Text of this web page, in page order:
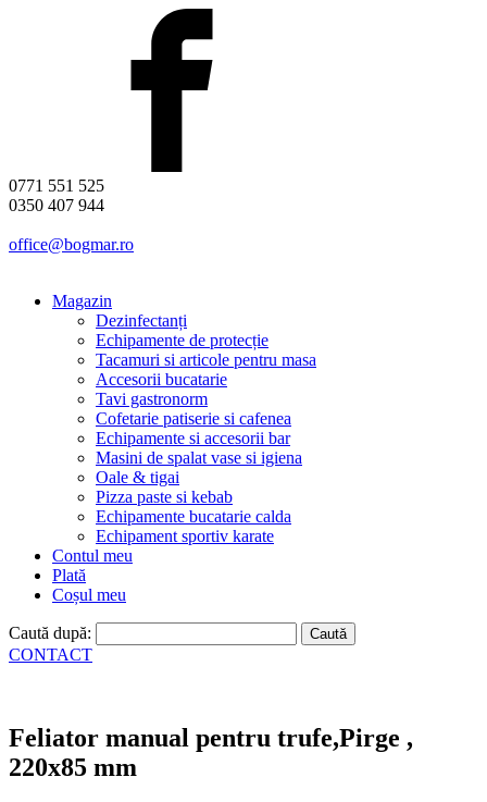
0771 551 525
0350 407 944
office@bogmar.ro
Magazin
Dezinfectanți
Echipamente de protecție
Tacamuri si articole pentru masa
Accesorii bucatarie
Tavi gastronorm
Cofetarie patiserie si cafenea
Echipamente si accesorii bar
Masini de spalat vase si igiena
Oale & tigai
Pizza paste si kebab
Echipamente bucatarie calda
Echipament sportiv karate
Contul meu
Plată
Coșul meu
Caută după:
CONTACT
Feliator manual pentru trufe,Pirge ,
220x85 mm